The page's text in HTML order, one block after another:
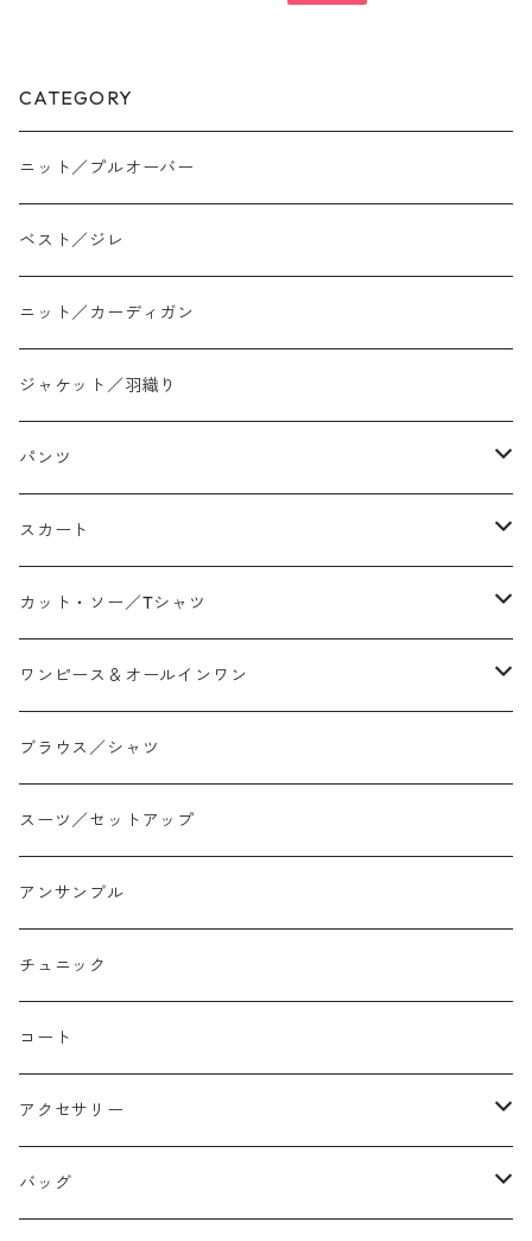
CATEGORY
ニット／プルオーバー
ベスト／ジレ
ニット／カーディガン
ジャケット／羽織り
パンツ
テーパード
ワイド
スリム/スキニー
ジョガー
イージーパンツ/履き込み
コクーン/バレル/カーブ
ストレート
スカート
ストレート/タイト
フレア
アシンメトリー/切り替え
プリント柄
チェック
リバーシブル
バルーン
カット・ソー／Tシャツ
Tシャツ
ロンtee
ノースリーブ
ワンピース＆オールインワン
ワンピース
ジャンスカ
サロペット オールインワン
ブラウス／シャツ
スーツ／セットアップ
アンサンブル
チュニック
コート
アクセサリー
ネックレス
バッグ